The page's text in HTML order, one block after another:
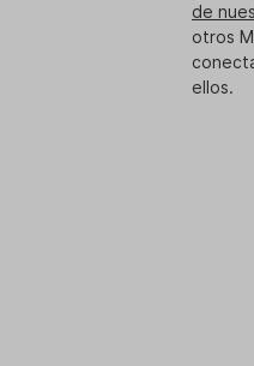
de
otros
ellos.